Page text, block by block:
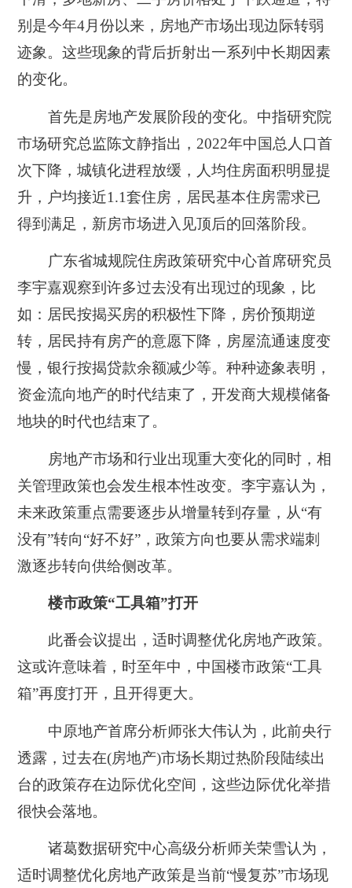
别是今年4月份以来，房地产市场出现边际转弱
迹象。这些现象的背后折射出一系列中长期因素
的变化。
首先是房地产发展阶段的变化。中指研究院
市场研究总监陈文静指出，2022年中国总人口首
次下降，城镇化进程放缓，人均住房面积明显提
升，户均接近1.1套住房，居民基本住房需求已
得到满足，新房市场进入见顶后的回落阶段。
广东省城规院住房政策研究中心首席研究员
李宇嘉观察到许多过去没有出现过的现象，比
如：居民按揭买房的积极性下降，房价预期逆
转，居民持有房产的意愿下降，房屋流通速度变
慢，银行按揭贷款余额减少等。种种迹象表明，
资金流向地产的时代结束了，开发商大规模储备
地块的时代也结束了。
房地产市场和行业出现重大变化的同时，相
关管理政策也会发生根本性改变。李宇嘉认为，
未来政策重点需要逐步从增量转到存量，从“有
没有”转向“好不好”，政策方向也要从需求端刺
激逐步转向供给侧改革。
楼市政策“工具箱”打开
此番会议提出，适时调整优化房地产政策。
这或许意味着，时至年中，中国楼市政策“工具
箱”再度打开，且开得更大。
中原地产首席分析师张大伟认为，此前央行
透露，过去在(房地产)市场长期过热阶段陆续出
台的政策存在边际优化空间，这些边际优化举措
很快会落地。
诸葛数据研究中心高级分析师关荣雪认为，
适时调整优化房地产政策是当前“慢复苏”市场现